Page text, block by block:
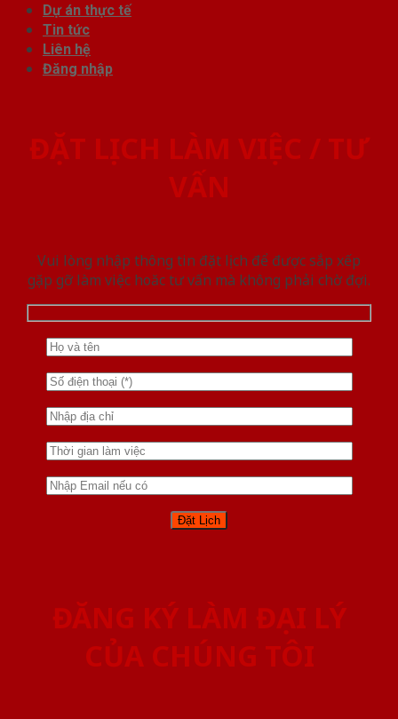
Dự án thực tế
Tin tức
Liên hệ
Đăng nhập
ĐẶT LỊCH LÀM VIỆC / TƯ
VẤN
Vui lòng nhập thông tin đặt lịch để được sắp xếp
gặp gỡ làm việc hoăc tư vấn mà không phải chờ đợi.
ĐĂNG KÝ LÀM ĐẠI LÝ
CỦA CHÚNG TÔI